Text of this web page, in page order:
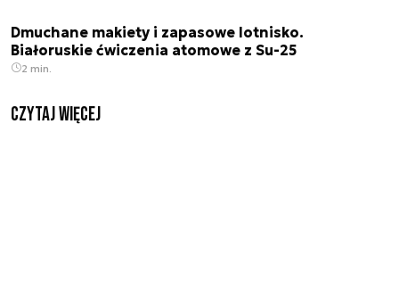
Dmuchane makiety i zapasowe lotnisko.
Białoruskie ćwiczenia atomowe z Su-25
2 min.
czytaj więcej